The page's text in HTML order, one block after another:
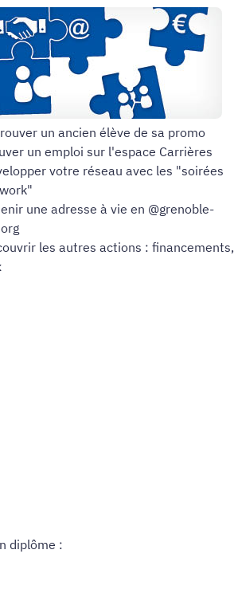
un ancien élève de sa promo
un emploi sur l'espace Carrières
votre réseau avec les "soirées
une adresse à vie en @grenoble-
les autres actions : financements,
diplôme :